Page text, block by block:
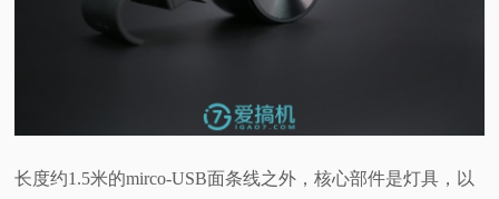
长度约1.5米的mirco-USB面条线之外，核心部件是灯具，以